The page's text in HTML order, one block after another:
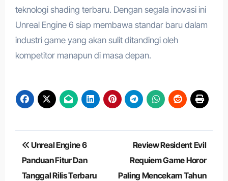
teknologi shading terbaru. Dengan segala inovasi ini
Unreal Engine 6 siap membawa standar baru dalam
industri game yang akan sulit ditandingi oleh
kompetitor manapun di masa depan.
Navigasi
pos
Unreal Engine 6
Panduan Fitur Dan
Tanggal Rilis Terbaru
Review Resident Evil
Requiem Game Horor
Paling Mencekam Tahun